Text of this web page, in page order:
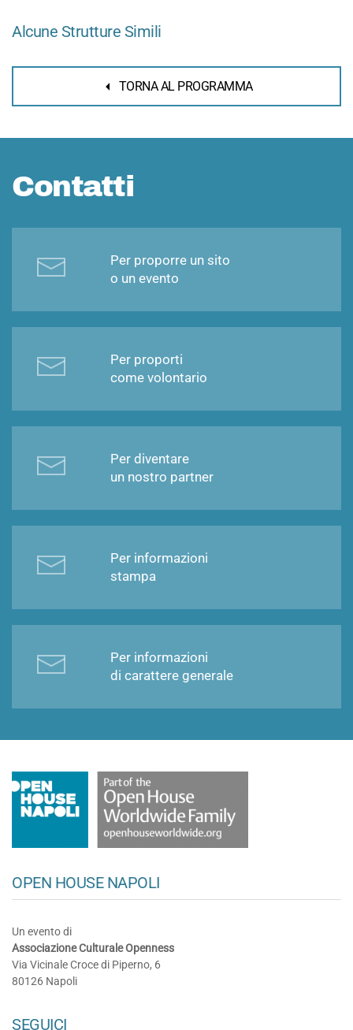
Alcune Strutture Simili
TORNA AL PROGRAMMA
Contatti
Per proporre un sito
o un evento
Per proporti
come volontario
Per diventare
un nostro partner
Per informazioni
stampa
Per informazioni
di carattere generale
OPEN HOUSE NAPOLI
Un evento di
Associazione Culturale Openness
Via Vicinale Croce di Piperno, 6
80126 Napoli
SEGUICI